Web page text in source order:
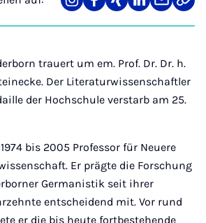
Teilen
auf
Teilen
auf
Teilen
auf
Teilen
auf
Teilen
über
Mail
Link
trauert um em. Prof. Dr. Dr. h.
Der Literaturwissenschaftler
der Hochschule verstarb am 25.
bis 2005 Professor für Neuere
Er prägte die Forschung
Germanistik seit ihrer
entscheidend mit. Vor rund
er die bis heute fortbestehende